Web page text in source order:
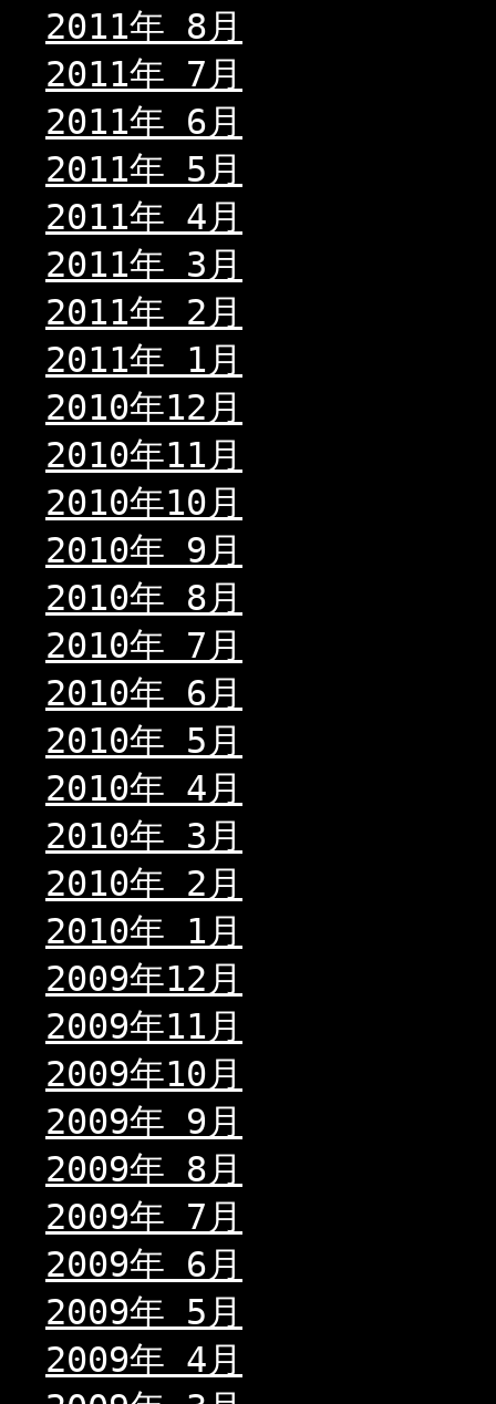
2011年 8月
2011年 7月
2011年 6月
2011年 5月
2011年 4月
2011年 3月
2011年 2月
2011年 1月
2010年12月
2010年11月
2010年10月
2010年 9月
2010年 8月
2010年 7月
2010年 6月
2010年 5月
2010年 4月
2010年 3月
2010年 2月
2010年 1月
2009年12月
2009年11月
2009年10月
2009年 9月
2009年 8月
2009年 7月
2009年 6月
2009年 5月
2009年 4月